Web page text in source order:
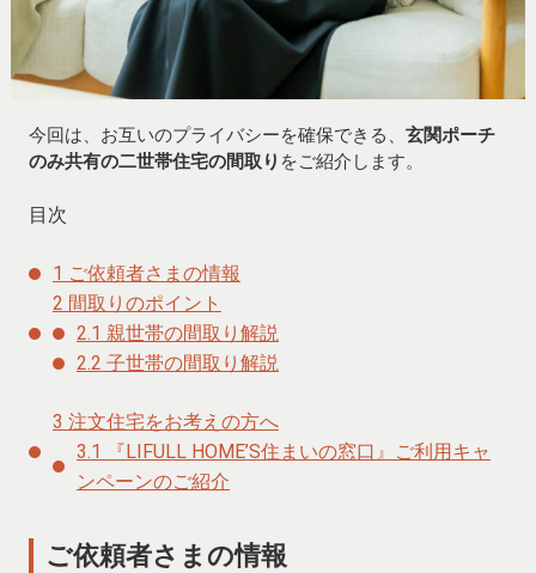
今回は、お互いのプライバシーを確保できる、 玄関ポーチ
のみ共有の二世帯住宅の間取り をご紹介します。
目次
1 ご依頼者さまの情報
2 間取りのポイント
2.1 親世帯の間取り解説
2.2 子世帯の間取り解説
3 注文住宅をお考えの方へ
3.1
『LIFULL HOME’S住まいの窓口』ご利用キャ
ンペーンのご紹介
ご依頼者さまの情報